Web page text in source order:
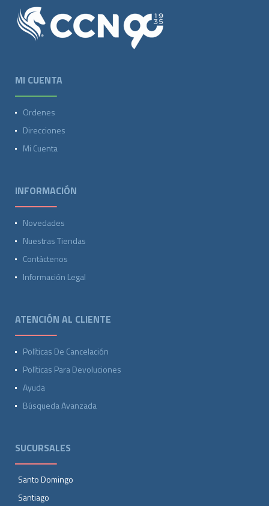
MI CUENTA
Ordenes
Direcciones
Mi Cuenta
INFORMACIÓN
Novedades
Nuestras Tiendas
Contáctenos
Información Legal
ATENCIÓN AL CLIENTE
Políticas De Cancelación
Políticas Para Devoluciones
Ayuda
Búsqueda Avanzada
SUCURSALES
Santo Domingo
Santiago